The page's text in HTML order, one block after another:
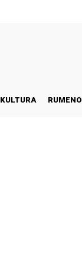
KULTURA RUMENO